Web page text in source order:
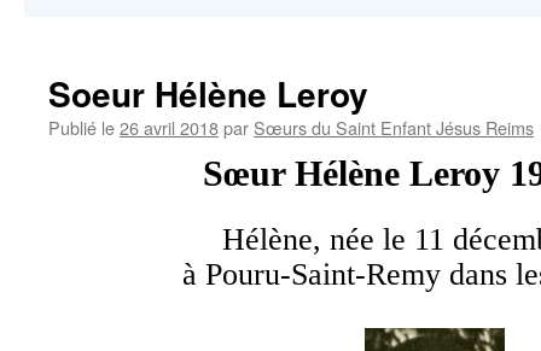
Soeur Hélène Leroy
Publié le26 avril 2018par Sœurs du Saint Enfant Jésus Reims
Sœur Hélène Leroy
Hélène, née le 11
à Pouru-Saint-Remy dans